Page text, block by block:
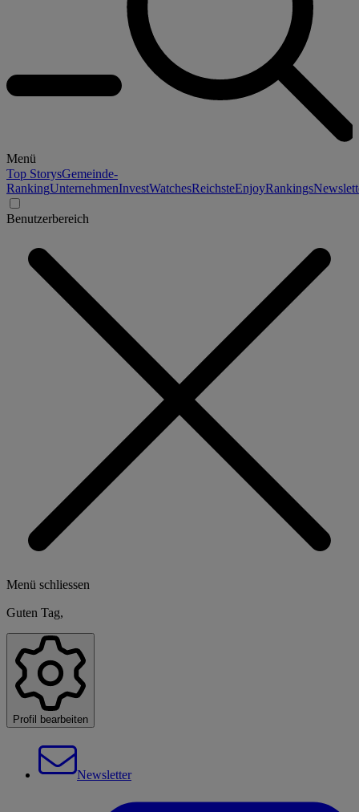
Menü
Top StorysGemeinde-
RankingUnternehmenInvestWatchesReichsteEnjoyRankings
Benutzerbereich
Menü schliessen
Guten Tag,
Profil bearbeiten
Newsletter